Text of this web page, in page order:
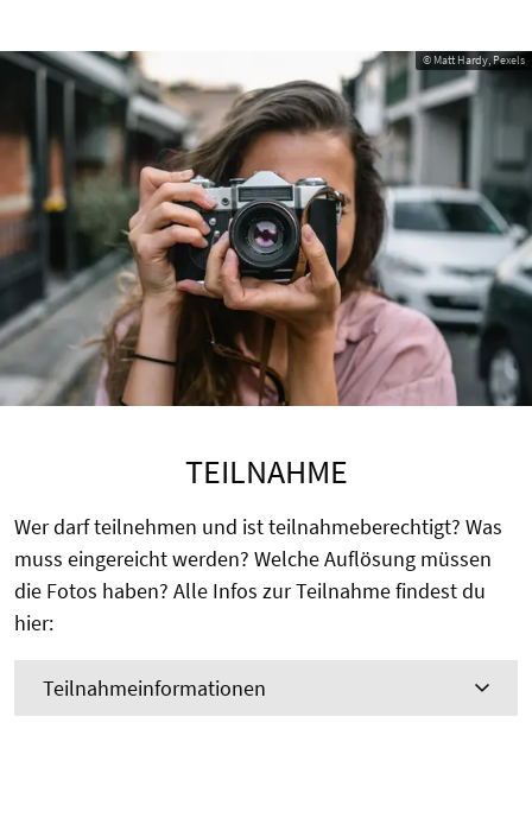
© Matt Hardy, Pexels
TEILNAHME
Wer darf teilnehmen und ist teilnahmeberechtigt? Was
muss eingereicht werden? Welche Auflösung müssen
die Fotos haben? Alle Infos zur Teilnahme findest du
hier:
Teilnahmeinformationen